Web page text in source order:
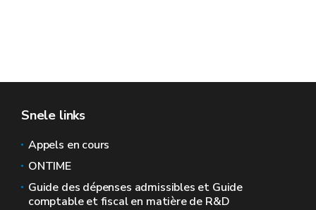
Snele links
Appels en cours
ONTIME
Guide des dépenses admissibles et Guide
comptable et fiscal en matière de R&D